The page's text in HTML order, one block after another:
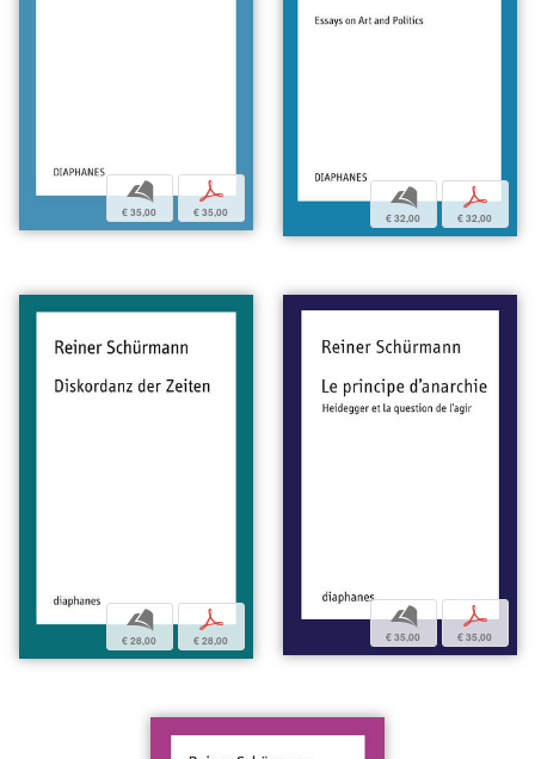
b
€ 35,00
p
€ 35,00
b
€ 32,00
p
€ 32,00
b
€ 28,00
p
€ 28,00
b
€ 35,00
p
€ 35,00